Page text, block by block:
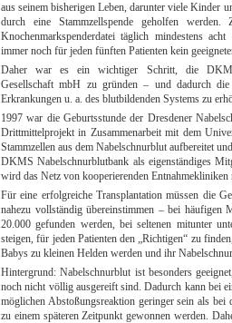
aus seinem bisherigen Leben, darunter viele Kinder
durch eine Stammzellspende geholfen
Knochenmarkspenderdatei täglich mindestens
immer noch für jeden fünften Patienten kein
Daher war es ein wichtiger Schritt, die DKMS
Gesellschaft mbH zu gründen – und dadurch
Erkrankungen u. a. des blutbildenden Systems zu
1997 war die Geburtsstunde der Dresdener
Drittmittelprojekt in Zusammenarbeit mit dem
Stammzellen aus dem Nabelschnurblut aufbereitet
DKMS Nabelschnurblutbank als eigenständiges
wird das Netz von kooperierenden Entnahmekliniken
Für eine erfolgreiche Transplantation müssen die
nahezu vollständig übereinstimmen – bei häufigen
20.000 gefunden werden, bei seltenen mitunter
steigen, für jeden Patienten den „Richtigen“ zu
Babys zu kleinen Helden werden und ihr
Hintergrund: Nabelschnurblut ist besonders
noch nicht völlig ausgereift sind. Dadurch kann bei
möglichen Abstoßungsreaktion geringer sein als bei
zu einem späteren Zeitpunkt gewonnen werden.